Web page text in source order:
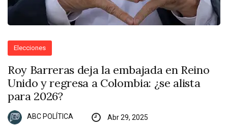
Elecciones
Roy Barreras deja la embajada en Reino
Unido y regresa a Colombia: ¿se alista
para 2026?
ABC POLÍTICA Abr 29, 2025